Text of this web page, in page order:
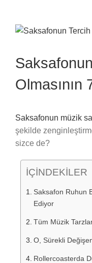
View
Image
Olmasının
Saksafonun müzik
şekilde
sizce de?
İÇİNDEKİLER
Saksafon Ruhun
Ediyor
Tüm Müzik
O, Sürekli
Rollercoasterda